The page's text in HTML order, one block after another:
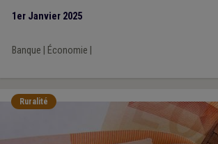
1er Janvier 2025
Banque Économie
Ruralité